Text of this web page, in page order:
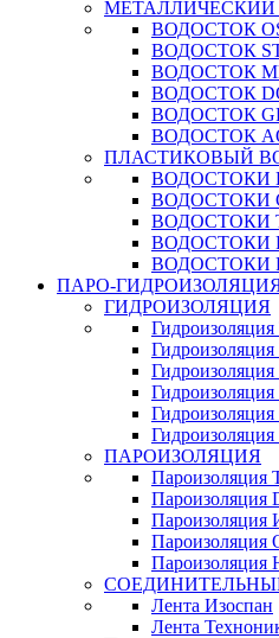
ВОДОСТОК
ВОДОСТОК
ВОДОСТОК
ВОДОСТОК
ВОДОСТОК
ВОДОСТОК
ПЛАСТИКОВЫЙ
ВОДОСТОКИ
ВОДОСТОКИ
ВОДОСТОКИ
ВОДОСТОКИ
ВОДОСТОКИ
ПАРО-
ГИДРОИЗОЛЯЦИЯ
ПАРОИЗОЛЯЦИЯ
Пароизоляция
Пароизоляция
Пароизоляция
Лента Изоспан
Лента